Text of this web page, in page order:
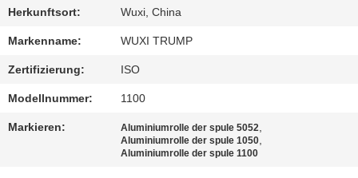
QUALITÄTSKONTROLLE
KONTAKT
MIT
Herkunftsort: Wuxi, China
Markenname: WUXI TRUMP
Zertifizierung: ISO
Modellnummer: 1100
Markieren: Aluminiumrolle der spule 5052,
Aluminiumrolle der spule 1050,
Aluminiumrolle der spule 1100